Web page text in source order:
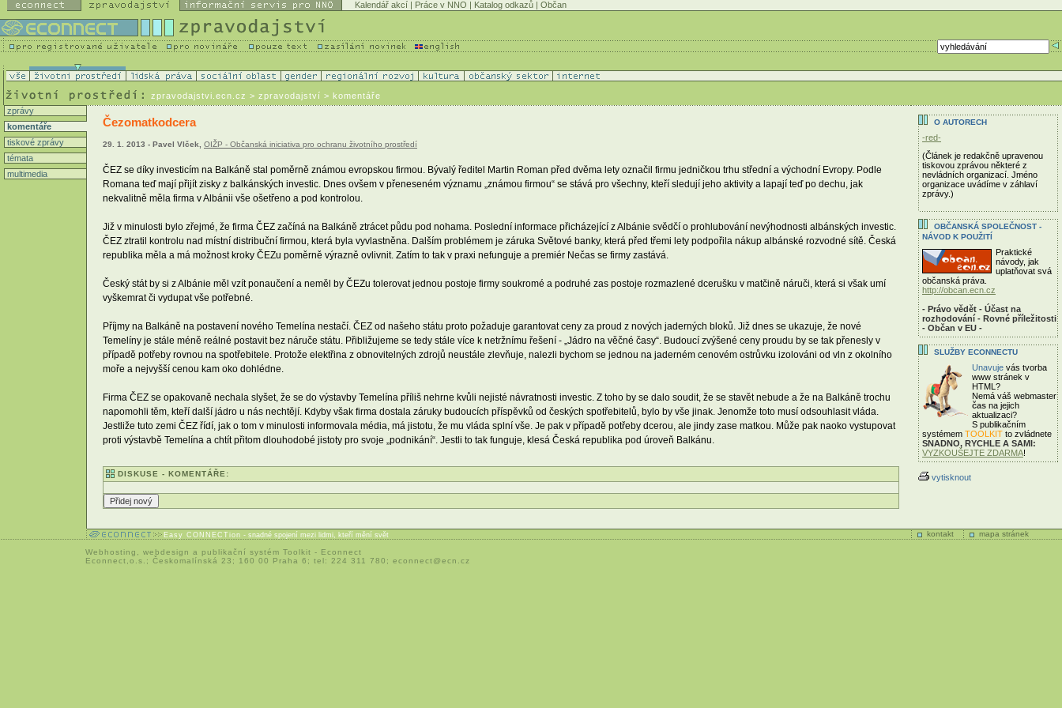
Kalendář akcí | Práce v NNO | Katalog odkazů | Občan
zpravodajstvi.ecn.cz > zpravodajství > komentáře
zprávy
komentáře
tiskové zprávy
témata
multimedia
Čezomatkodcera
29. 1. 2013 - Pavel Vlček, OIŽP - Občanská iniciativa pro ochranu životního prostředí
ČEZ se díky investicím na Balkáně stal poměrně známou evropskou firmou. Bývalý ředitel Martin Roman před dvěma lety označil firmu jedničkou trhu střední a východní Evropy. Podle
Romana teď mají přijít zisky z balkánských investic. Dnes ovšem v přeneseném významu „známou firmou“ se stává pro všechny, kteří sledují jeho aktivity a lapají teď po dechu, jak
nekvalitně měla firma v Albánii vše ošetřeno a pod kontrolou.
Již v minulosti bylo zřejmé, že firma ČEZ začíná na Balkáně ztrácet půdu pod nohama. Poslední informace přicházející z Albánie svědčí o prohlubování nevýhodnosti albánských investic.
ČEZ ztratil kontrolu nad místní distribuční firmou, která byla vyvlastněna. Dalším problémem je záruka Světové banky, která před třemi lety podpořila nákup albánské rozvodné sítě. Česká
republika měla a má možnost kroky ČEZu poměrně výrazně ovlivnit. Zatím to tak v praxi nefunguje a premiér Nečas se firmy zastává.
Český stát by si z Albánie měl vzít ponaučení a neměl by ČEZu tolerovat jednou postoje firmy soukromé a podruhé zas postoje rozmazlené dcerušku v matčině náruči, která si však umí
vyškemrat či vydupat vše potřebné.
Příjmy na Balkáně na postavení nového Temelína nestačí. ČEZ od našeho státu proto požaduje garantovat ceny za proud z nových jaderných bloků. Již dnes se ukazuje, že nové
Temelíny je stále méně reálné postavit bez náruče státu. Přibližujeme se tedy stále více k netržnímu řešení - „Jádro na věčné časy“. Budoucí zvýšené ceny proudu by se tak přenesly v
případě potřeby rovnou na spotřebitele. Protože elektřina z obnovitelných zdrojů neustále zlevňuje, nalezli bychom se jednou na jaderném cenovém ostrůvku izolováni od vln z okolního
moře a nejvyšší cenou kam oko dohlédne.
Firma ČEZ se opakovaně nechala slyšet, že se do výstavby Temelína příliš nehrne kvůli nejisté návratnosti investic. Z toho by se dalo soudit, že se stavět nebude a že na Balkáně trochu
napomohli těm, kteří další jádro u nás nechtějí. Kdyby však firma dostala záruky budoucích příspěvků od českých spotřebitelů, bylo by vše jinak. Jenomže toto musí odsouhlasit vláda.
Jestliže tuto zemi ČEZ řídí, jak o tom v minulosti informovala média, má jistotu, že mu vláda splní vše. Je pak v případě potřeby dcerou, ale jindy zase matkou. Může pak naoko vystupovat
proti výstavbě Temelína a chtít přitom dlouhodobé jistoty pro svoje „podnikání“. Jestli to tak funguje, klesá Česká republika pod úroveň Balkánu.
DISKUSE - KOMENTÁŘE:
O AUTORECH
-red-
(Článek je redakčně upravenou
tiskovou zprávou některé z
nevládních organizací. Jméno
organizace uvádíme v záhlaví
zprávy.)
OBČANSKÁ SPOLEČNOST -
NÁVOD K POUŽITÍ
Praktické
návody, jak
uplatňovat svá
občanská práva.
http://obcan.ecn.cz
- Právo vědět - Účast na
rozhodování - Rovné příležitosti
- Občan v EU -
SLUŽBY ECONNECTU
Unavuje vás tvorba
www stránek v
HTML?
Nemá váš webmaster
čas na jejich
aktualizaci?
S publikačním
systémem TOOLKIT to zvládnete
SNADNO, RYCHLE A SAMI:
VYZKOUŠEJTE ZDARMA!
vytisknout
kontakt mapa stránek
Easy CONNECTion - snadné spojení mezi lidmi, kteří mění svět
Webhosting webdesign a publikační systém Toolkit - Econnect
Econnect,o.s.; Českomalínská 23; 160 00 Praha 6; tel: 224 311 780; econnect@ecn.cz